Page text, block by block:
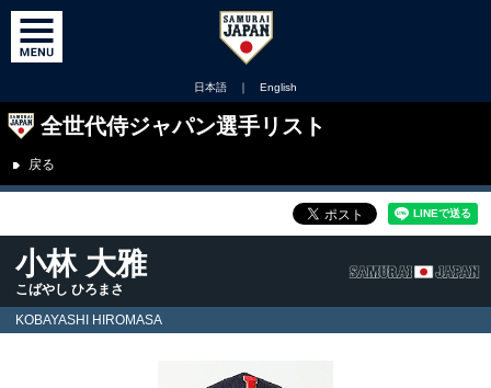
日本語 ｜ English
全世代侍ジャパン選手リスト
戻る
小林 大雅
こばやし ひろまさ
KOBAYASHI HIROMASA